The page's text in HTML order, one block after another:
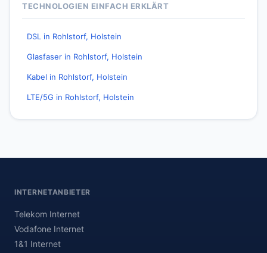
TECHNOLOGIEN EINFACH ERKLÄRT
DSL in Rohlstorf, Holstein
Glasfaser in Rohlstorf, Holstein
Kabel in Rohlstorf, Holstein
LTE/5G in Rohlstorf, Holstein
INTERNETANBIETER
Telekom Internet
Vodafone Internet
1&1 Internet